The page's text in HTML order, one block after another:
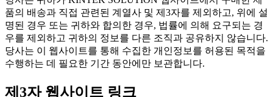
품의 배송과 직접 관련된 계열사 및 제3자를 제외하고, 위에 설
명된 경우 또는 귀하와 합의한 경우, 법률에 의해 요구되는 경
우를 제외하고 귀하의 정보를 다른 조직과 공유하지 않습니다.
당사는 이 웹사이트를 통해 수집한 개인정보를 허용된 목적을
수행하는 데 필요한 기간 동안에만 보관합니다.
제3자 웹사이트 링크